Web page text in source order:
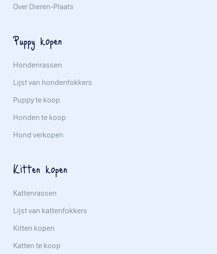
Over Dieren-Plaats
Puppy kopen
Hondenrassen
Lijst van hondenfokkers
Puppy te koop
Honden te koop
Hond verkopen
Kitten kopen
Kattenrassen
Lijst van kattenfokkers
Kitten kopen
Katten te koop